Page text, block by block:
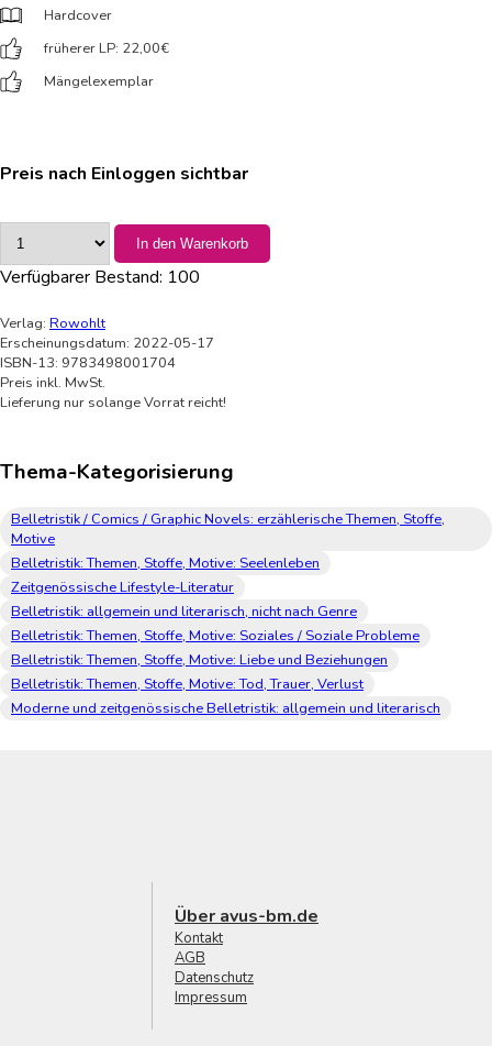
Hardcover
früherer LP: 22,00€
Mängelexemplar
Preis nach Einloggen sichtbar
In den Warenkorb
Verfügbarer Bestand: 100
Verlag: Rowohlt
Erscheinungsdatum: 2022-05-17
ISBN-13: 9783498001704
Preis inkl. MwSt.
Lieferung nur solange Vorrat reicht!
Thema-Kategorisierung
Belletristik / Comics / Graphic Novels: erzählerische Themen, Stoffe,
Motive
Belletristik: Themen, Stoffe, Motive: Seelenleben
Zeitgenössische Lifestyle-Literatur
Belletristik: allgemein und literarisch, nicht nach Genre
Belletristik: Themen, Stoffe, Motive: Soziales / Soziale Probleme
Belletristik: Themen, Stoffe, Motive: Liebe und Beziehungen
Belletristik: Themen, Stoffe, Motive: Tod, Trauer, Verlust
Moderne und zeitgenössische Belletristik: allgemein und literarisch
Über avus-bm.de
Kontakt
AGB
Datenschutz
Impressum